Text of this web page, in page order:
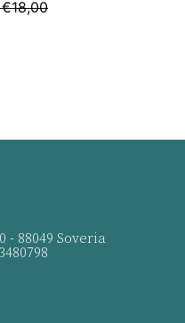
€18,00
88049 Soveria